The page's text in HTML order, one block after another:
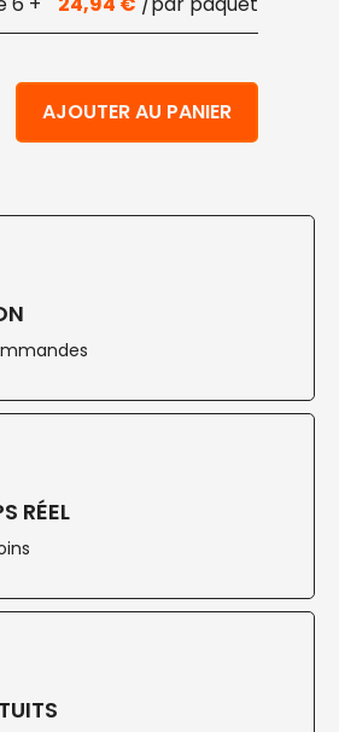
Pulp and Pla Finger Food 100pcs
AJOUTER AU PANIER
RÉEL